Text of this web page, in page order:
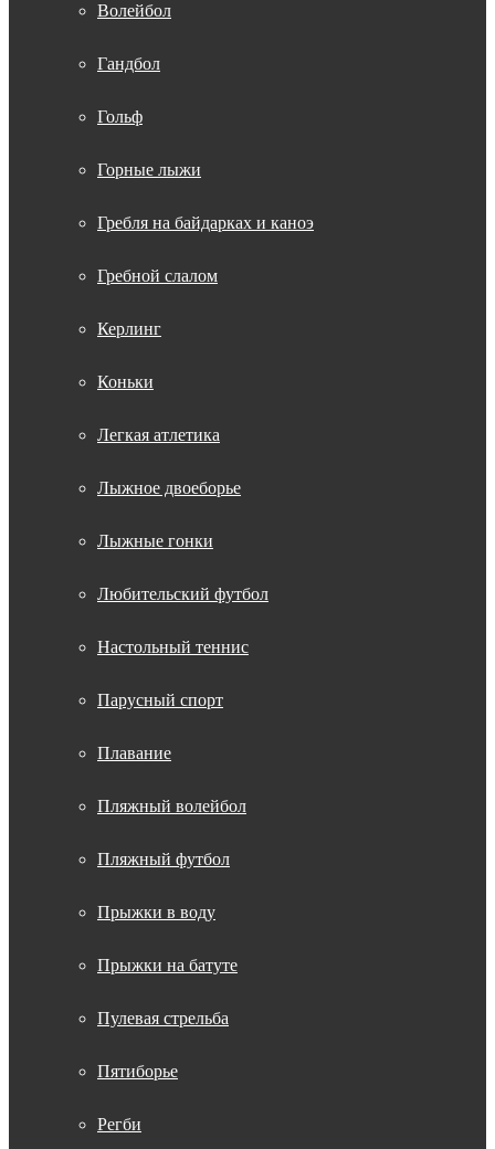
Волейбол
Гандбол
Гольф
Горные лыжи
Гребля на байдарках и каноэ
Гребной слалом
Керлинг
Коньки
Легкая атлетика
Лыжное двоеборье
Лыжные гонки
Любительский футбол
Настольный теннис
Парусный спорт
Плавание
Пляжный волейбол
Пляжный футбол
Прыжки в воду
Прыжки на батуте
Пулевая стрельба
Пятиборье
Регби